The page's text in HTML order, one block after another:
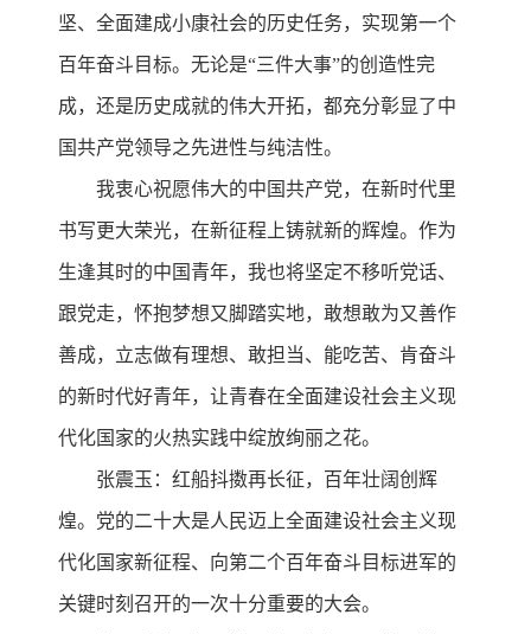
坚、全面建成小康社会的历史任务，实现第一个
百年奋斗目标。无论是“三件大事”的创造性完
成，还是历史成就的伟大开拓，都充分彰显了中
国共产党领导之先进性与纯洁性。
我衷心祝愿伟大的中国共产党，在新时代里
书写更大荣光，在新征程上铸就新的辉煌。作为
生逢其时的中国青年，我也将坚定不移听党话、
跟党走，怀抱梦想又脚踏实地，敢想敢为又善作
善成，立志做有理想、敢担当、能吃苦、肯奋斗
的新时代好青年，让青春在全面建设社会主义现
代化国家的火热实践中绽放绚丽之花。
张震玉：红船抖擞再长征，百年壮阔创辉
煌。党的二十大是人民迈上全面建设社会主义现
代化国家新征程、向第二个百年奋斗目标进军的
关键时刻召开的一次十分重要的大会。